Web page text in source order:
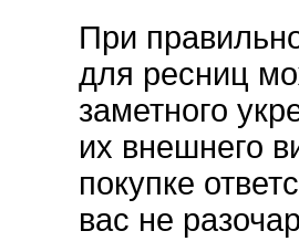
При
для ресниц
заметного
их внешнего
покупке
вас не